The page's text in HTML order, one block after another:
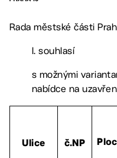
Rada městské části
I. souhlasí
s možnými
nabídce na
Ulice č.NP